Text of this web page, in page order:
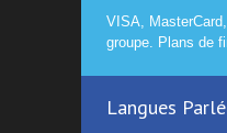
VISA,
groupe. Plans de
Langues